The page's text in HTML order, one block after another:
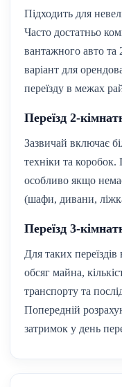
Підходить для
Часто достатньо
вантажного авто
варіант для
переїзду в межах
Переїзд 2-
Зазвичай включає
техніки та
особливо якщо
(шафи, дивани,
Переїзд 3-
Для таких
обсяг майна,
транспорту та
Попередній
затримок у день